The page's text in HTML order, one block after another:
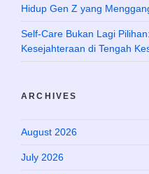
Hidup Gen Z yang
Self-Care Bukan Lagi
Kesejahteraan di Tengah
ARCHIVES
August 2026
July 2026